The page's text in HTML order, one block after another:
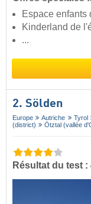
Espace enfants
Kinderland de
...
2. Sölden
Europe Autriche Tyrol
(district)
Ötztal (vallée
Résultat du test